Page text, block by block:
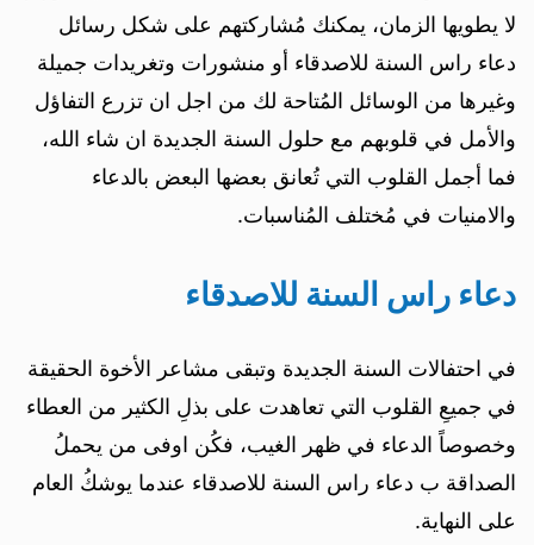
لا يطويها الزمان، يمكنك مُشاركتهم على شكل رسائل
دعاء راس السنة للاصدقاء أو منشورات وتغريدات جميلة
وغيرها من الوسائل المُتاحة لك من اجل ان تزرع التفاؤل
والأمل في قلوبهم مع حلول السنة الجديدة ان شاء الله،
فما أجمل القلوب التي تُعانق بعضها البعض بالدعاء
والامنيات في مُختلف المُناسبات.
دعاء راس السنة للاصدقاء
في احتفالات السنة الجديدة وتبقى مشاعر الأخوة الحقيقة
في جميعِ القلوب التي تعاهدت على بذلِ الكثير من العطاء
وخصوصاً الدعاء في ظهر الغيب، فكُن اوفى من يحملُ
الصداقة ب دعاء راس السنة للاصدقاء عندما يوشكُ العام
على النهاية.